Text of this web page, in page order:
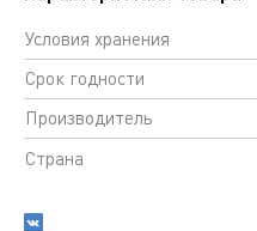
Условия хранения
Срок годности
Производитель
Страна